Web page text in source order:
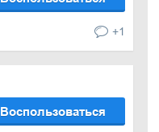
+1
Воспользоваться